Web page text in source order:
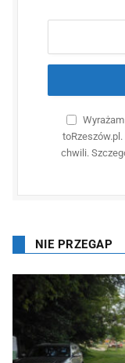
chwili.
NIE PRZEGAP